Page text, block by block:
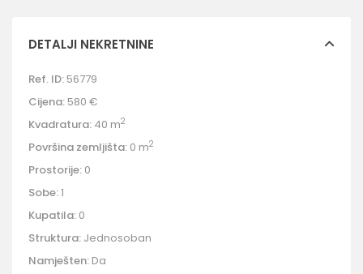
DETALJI NEKRETNINE
Ref. ID: 56779
Cijena: 580 €
Kvadratura: 40 m2
Površina zemljišta: 0 m2
Prostorije: 0
Sobe:1
Kupatila: 0
Struktura: Jednosoban
Namješten: Da